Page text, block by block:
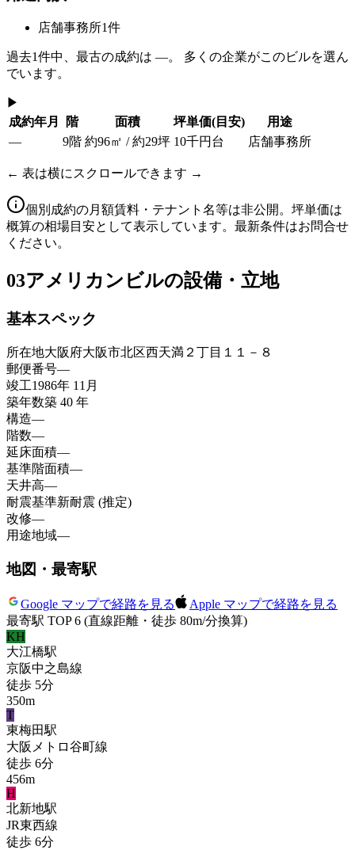
店舗事務所1件
過去1件中、最古の成約は —。 多くの企業がこのビルを選ん
でいます。
▶
成約年月
階 面積 坪単価(目安)
用途
—
9階 約96㎡ / 約29坪 10千円台 店舗事務所
← 表は横にスクロールできます →
個別成約の月額賃料・テナント名等は非公開。坪単価は
概算の相場目安として表示しています。最新条件はお問合せ
ください。
03アメリカンビルの設備・立地
基本スペック
所在地大阪府大阪市北区西天満２丁目１１－８
郵便番号—
竣工1986年 11月
築年数築 40 年
構造—
階数—
延床面積—
基準階面積—
天井高—
耐震基準新耐震 (推定)
改修—
用途地域—
地図・最寄駅
Google マップで経路を見る
Apple マップで経路を見る
最寄駅 TOP 6 (直線距離・徒歩 80m/分換算)
KH
大江橋駅
京阪中之島線
徒歩 5分
350m
T
東梅田駅
大阪メトロ谷町線
徒歩 6分
456m
H
北新地駅
JR東西線
徒歩 6分